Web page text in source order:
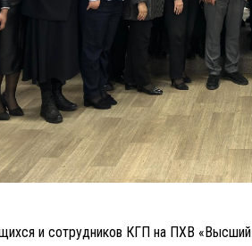
и сотрудников КГП на ПХВ